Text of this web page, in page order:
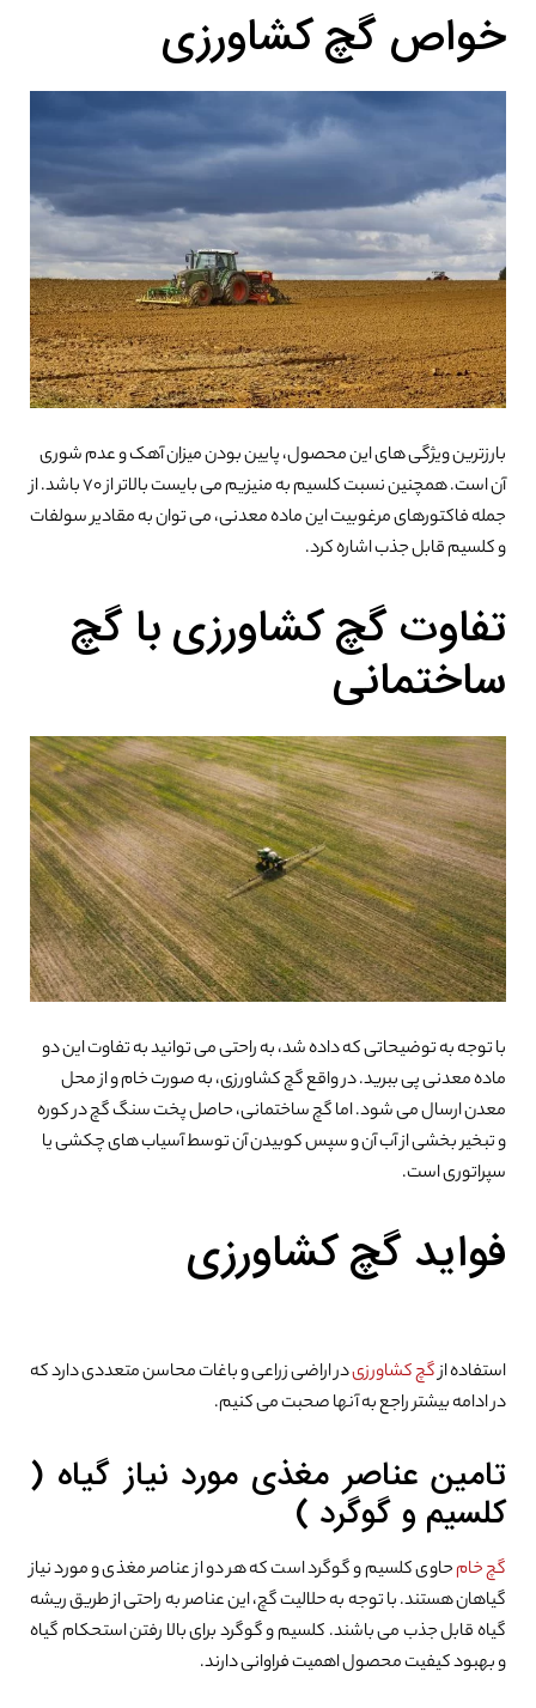
خواص گچ کشاورزی
بارزترین ویژگی های این محصول، پایین بودن میزان آهک و عدم شوری
آن است. همچنین نسبت کلسیم به منیزیم می بایست بالاتر از ۷۰ باشد. از
جمله فاکتورهای مرغوبیت این ماده معدنی، می توان به مقادیر سولفات
و کلسیم قابل جذب اشاره کرد.
تفاوت گچ کشاورزی با گچ
ساختمانی
با توجه به توضیحاتی که داده شد، به راحتی می توانید به تفاوت این دو
ماده معدنی پی ببرید. در واقع گچ کشاورزی، به صورت خام و از محل
معدن ارسال می شود. اما گچ ساختمانی، حاصل پخت سنگ گچ در کوره
و تبخیر بخشی از آب آن و سپس کوبیدن آن توسط آسیاب های چکشی یا
سپراتوری است.
فواید گچ کشاورزی
استفاده ازگچ کشاورزیدر اراضی زراعی و باغات محاسن متعددی دارد که
در ادامه بیشتر راجع به آنها صحبت می کنیم.
تامین عناصر مغذی مورد نیاز گیاه (
کلسیم و گوگرد )
گچ خامحاوی کلسیم و گوگرد است که هر دو از عناصر مغذی و مورد نیاز
گیاهان هستند. با توجه به حلالیت گچ، این عناصر به راحتی از طریق ریشه
گیاه قابل جذب می باشند. کلسیم و گوگرد برای بالا رفتن استحکام گیاه
و بهبود کیفیت محصول اهمیت فراوانی دارند.